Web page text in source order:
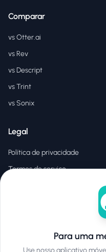
Comparar
vs Otter.ai
vs Rev
vs Descript
vs Trint
vs Sonix
Legal
Política de privacidade
Termos de serviço
2026 Hear2Text.
Para uma
Use nosso aplicativo